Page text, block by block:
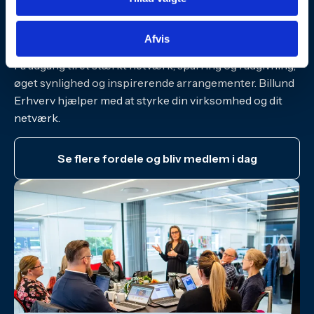
Afvis
Bliv medlem af områdets stærkeste
Få adgang til et stærkt netværk, sparring og rådgivning,
øget synlighed og inspirerende arrangementer. Billund
Erhverv hjælper med at styrke din virksomhed og dit
netværk.
Se flere fordele og bliv medlem i dag